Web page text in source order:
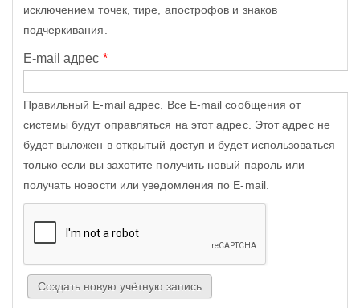
исключением точек, тире, апострофов и знаков
подчеркивания.
E-mail адрес *
Правильный E-mail адрес. Все E-mail сообщения от
системы будут оправляться на этот адрес. Этот адрес не
будет выложен в открытый доступ и будет использоваться
только если вы захотите получить новый пароль или
получать новости или уведомления по E-mail.